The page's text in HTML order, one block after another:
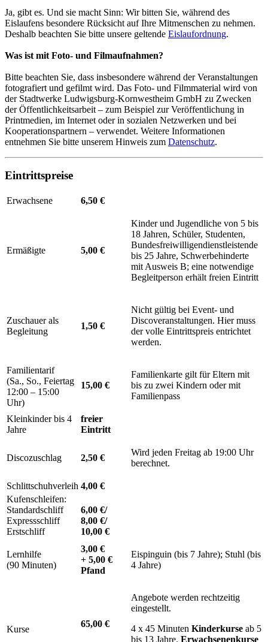
Ja, gibt es. Und sie macht Sinn: Wir bitten Sie, während des
Eislaufens besondere Rücksicht auf Ihre Mitmenschen zu nehmen.
Deshalb beachten Sie bitte unsere geltende Eislaufordnung.
Was ist mit Foto- und Filmaufnahmen?
Bitte beachten Sie, dass insbesondere während der Veranstaltungen
fotografiert und gefilmt wird. Das Foto- und Filmmaterial wird von
der Stadtwerke Ludwigsburg-Kornwestheim GmbH zu Zwecken
der Öffentlichkeitsarbeit – zum Beispiel zur Veröffentlichung in
Printmedien, im Internet oder in sozialen Netzwerken und bei
Kooperationspartnern – verwendet. Weitere Informationen
entnehmen Sie bitte unserem Hinweis zum Datenschutz.
Eintrittspreise
Erwachsene 6,50 €
Ermäßigte 5,00 €
Kinder und Jugendliche von 5 bis
18 Jahren, Schüler, Studenten,
Bundesfreiwilligendienstleistende
bis 25 Jahre, Schwerbehinderte
mit Ausweis B; eine notwendige
Begleitperson erhält freien Eintritt
Zuschauer als
Begleitung
1,50 €
Nicht gültig bei Event- und
Discoveranstaltungen. Hier muss
der volle Eintrittspreis entrichtet
werden.
Familientarif
(Sa., So., Feiertag
12:00 – 15:00
Uhr)
15,00 €
Familienkarte gilt für Eltern mit
bis zu zwei Kindern oder mit
Familienpass
Kleinkinder bis 4
Jahre
freier
Eintritt
Discozuschlag 2,50 €
Wird jeden Freitag ab 19:00 Uhr
berechnet.
Schlittschuhverleih 4,00 €
Kufenschleifen:
Standardschliff
Expressschliff
Erstschliff
6,00 €/
8,00 €/
10,00 €
Lernhilfe
(90 Minuten)
3,00 €
+ 5,00 €
Pfand
Eispinguin (bis 7 Jahre); Stuhl (bis
4 Jahre)
Kurse
65,00 €
Angebote werden rechtzeitig
eingestellt.
4 x 45 Minuten Kinderkurse ab 5
bis 13 Jahre. Erwachsenenkurse